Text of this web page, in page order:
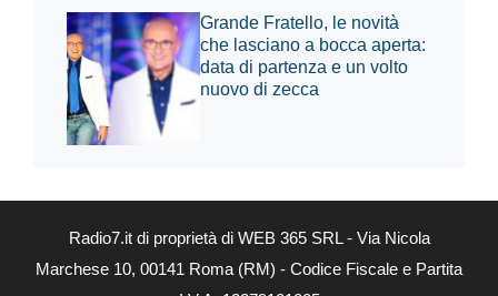
Grande Fratello, le novità
che lasciano a bocca aperta:
data di partenza e un volto
nuovo di zecca
Radio7.it di proprietà di WEB 365 SRL - Via Nicola
Marchese 10, 00141 Roma (RM) - Codice Fiscale e Partita